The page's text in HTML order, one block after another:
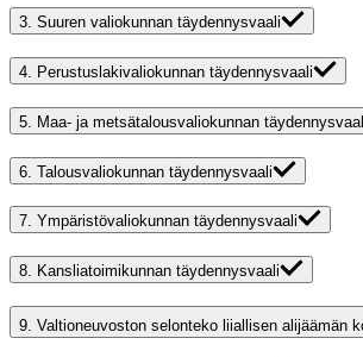
3. Suuren valiokunnan täydennysvaali
4. Perustuslakivaliokunnan täydennysvaali
5. Maa- ja metsätalousvaliokunnan
6. Talousvaliokunnan täydennysvaali
7. Ympäristövaliokunnan täydennysvaali
8. Kansliatoimikunnan täydennysvaali
9. Valtioneuvoston selonteko liiallisen alijäämän